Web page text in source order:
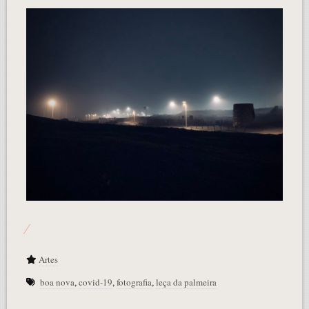
Artes
boa nova,covid-19,fotografia,leça da palmeira